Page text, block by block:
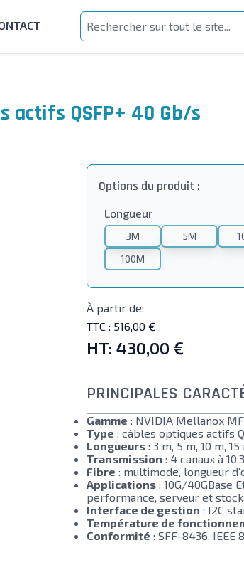
actifs QSFP+ 40 Gb/s
Options du produit :
Longueur
3M 5M
100M
À partir de:
TTC : 516,00 €
HT: 430,00 €
PRINCIPALES
Gamme : NVIDIA Mellanox
Type : câbles optiques actifs
Longueurs : 3 m, 5 m, 10 m,
Transmission : 4 canaux à
Fibre : multimode, longueur
Applications : 10G/40GBase
performance, serveur et
Interface de gestion : I2C
Température de
Conformité : SFF-8436, IEEE